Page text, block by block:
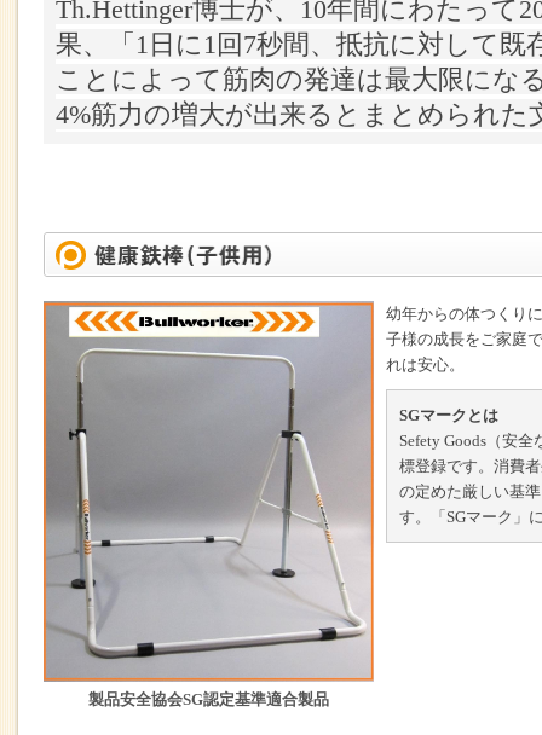
Th.Hettinger博士が、10年間にわたって
果、「1日に1回7秒間、抵抗に対して既
ことによって筋肉の発達は最大限にな
4%筋力の増大が出来るとまとめられた
製品安全協会SG認定基準適合製品
幼年からの体つくり
子様の成長をご家庭
れは安心。
SGマークとは
Sefety Goods（安
標登録です。消費
の定めた厳しい基
す。「SGマーク」